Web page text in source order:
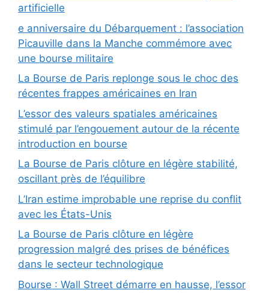
artificielle
e anniversaire du Débarquement : l’association
Picauville dans la Manche commémore avec
une bourse militaire
La Bourse de Paris replonge sous le choc des
récentes frappes américaines en Iran
L’essor des valeurs spatiales américaines
stimulé par l’engouement autour de la récente
introduction en bourse
La Bourse de Paris clôture en légère stabilité,
oscillant près de l’équilibre
L’Iran estime improbable une reprise du conflit
avec les États-Unis
La Bourse de Paris clôture en légère
progression malgré des prises de bénéfices
dans le secteur technologique
Bourse : Wall Street démarre en hausse, l’essor